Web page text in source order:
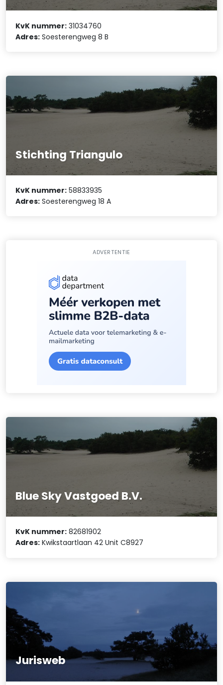
KvK nummer: 31034760
Adres: Soesterengweg 8 B
Stichting Triangulo
KvK nummer: 58833935
Adres: Soesterengweg 18 A
ADVERTENTIE
Blue Sky Vastgoed B.V.
KvK nummer: 82681902
Adres: Kwikstaartlaan 42 Unit C8927
Jurisweb